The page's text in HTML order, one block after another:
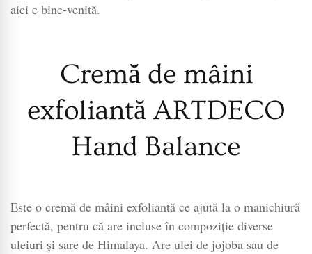
aici e bine-venită.
Cremă de mâini
exfoliantă ARTDECO
Hand Balance
Este o cremă de mâini exfoliantă ce ajută la o manichiură
perfectă, pentru că are incluse în compoziție diverse
uleiuri și sare de Himalaya. Are ulei de jojoba sau de